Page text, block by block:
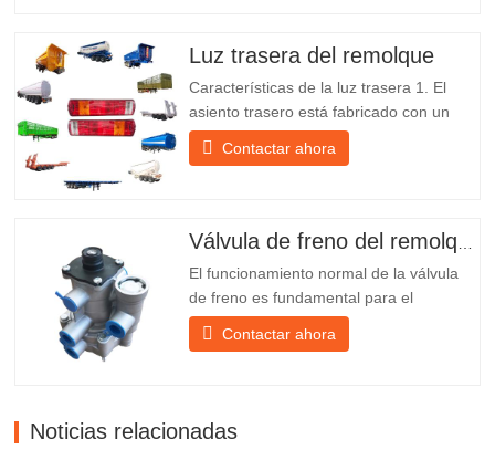
nosotros Chengda Group es un
fabricante chino de semirremolques con
su propia...
Luz trasera del remolque
Características de la luz trasera 1. El
asiento trasero está fabricado con un
soporte de hierro, mucho más resistente
que otros materiales. Se incluyen
hierro delante de la pantalla de la
Contactar ahora
El funcionamiento normal de la válvula
de freno es fundamental para el
estacionamiento, ya que facilita el
frenado suave del remolque. Chengda,
tipos de remolques, integrando
producción, investigación y desarrollo
Contactar ahora
Noticias relacionadas